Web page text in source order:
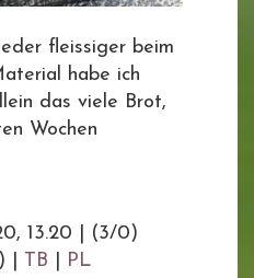
fleissiger beim
habe ich
das viele Brot,
Wochen
13.20
(3/0)
) | TB PL